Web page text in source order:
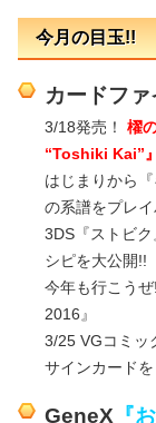
今月の目玉!!
カードフ
3/18発売！ 櫂
“Toshiki Kai”』
はじまりから
の系譜をプレ
3DS『ストビ
シピを大公開!!
今年も行こう
2016』
3/25 VGコミッ
サインカード
GeneX 『